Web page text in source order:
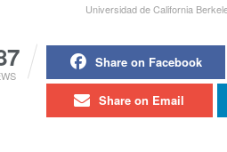
Universidad de California
Share on Facebook
Share on Email